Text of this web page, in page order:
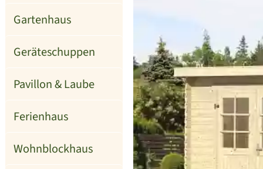
Gartenhaus
Geräteschuppen
Pavillon & Laube
Ferienhaus
Wohnblockhaus